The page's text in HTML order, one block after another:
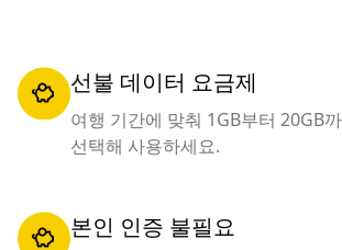
선불 데이터 요금제
여행 기간에 맞춰 1GB부터 20GB
선택해 사용하세요.
본인 인증 불필요